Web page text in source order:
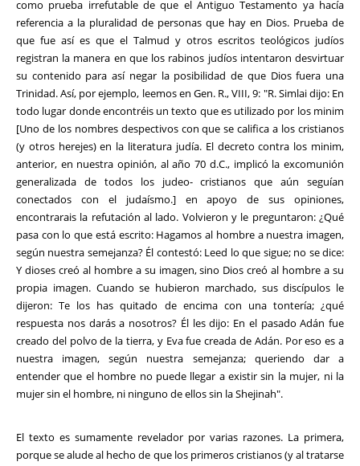
como prueba irrefutable de que el Antiguo Testamento ya hacía
referencia a la pluralidad de personas que hay en Dios. Prueba de
que fue así es que el Talmud y otros escritos teológicos judíos
registran la manera en que los rabinos judíos intentaron desvirtuar
su contenido para así negar la posibilidad de que Dios fuera una
Trinidad. Así, por ejemplo, leemos en Gen. R., VIII, 9: "R. Simlai dijo: En
todo lugar donde encontréis un texto que es utilizado por los minim
[Uno de los nombres despectivos con que se califica a los cristianos
(y otros herejes) en la literatura judía. El decreto contra los minim,
anterior, en nuestra opinión, al año 70 d.C., implicó la excomunión
generalizada de todos los judeo- cristianos que aún seguían
conectados con el judaísmo.] en apoyo de sus opiniones,
encontrarais la refutación al lado. Volvieron y le preguntaron: ¿Qué
pasa con lo que está escrito: Hagamos al hombre a nuestra imagen,
según nuestra semejanza? Él contestó: Leed lo que sigue; no se dice:
Y dioses creó al hombre a su imagen, sino Dios creó al hombre a su
propia imagen. Cuando se hubieron marchado, sus discípulos le
dijeron: Te los has quitado de encima con una tontería; ¿qué
respuesta nos darás a nosotros? Él les dijo: En el pasado Adán fue
creado del polvo de la tierra, y Eva fue creada de Adán. Por eso es a
nuestra imagen, según nuestra semejanza; queriendo dar a
entender que el hombre no puede llegar a existir sin la mujer, ni la
mujer sin el hombre, ni ninguno de ellos sin la Shejinah".
El texto es sumamente revelador por varias razones. La primera,
porque se alude al hecho de que los primeros cristianos (y al tratarse